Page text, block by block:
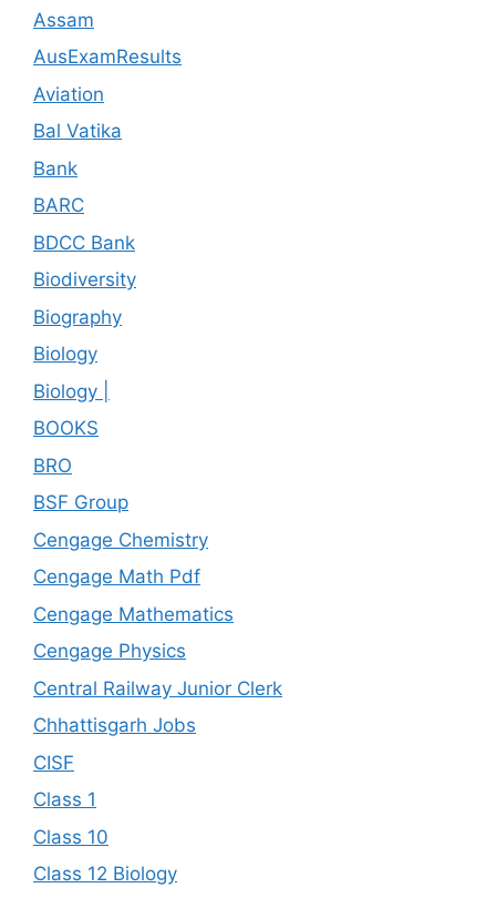
Assam
AusExamResults
Aviation
Bal Vatika
Bank
BARC
BDCC Bank
Biodiversity
Biography
Biology
Biology |
BOOKS
BRO
BSF Group
Cengage Chemistry
Cengage Math Pdf
Cengage Mathematics
Cengage Physics
Central Railway Junior Clerk
Chhattisgarh Jobs
CISF
Class 1
Class 10
Class 12 Biology